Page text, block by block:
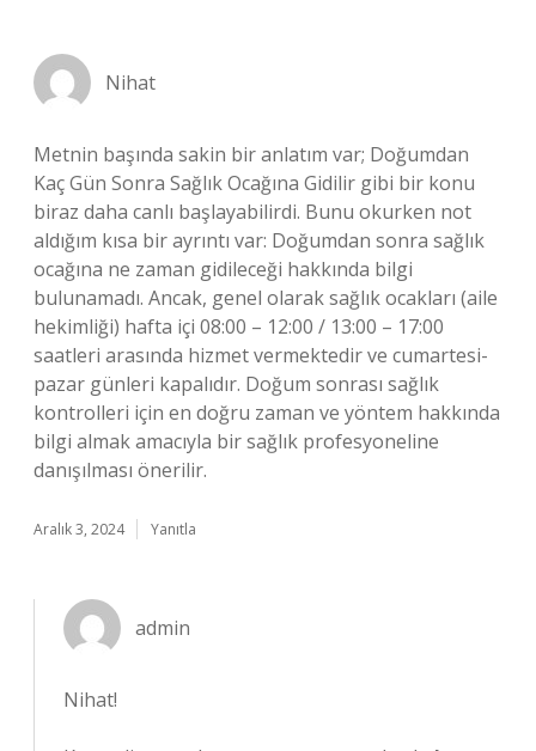
Nihat
Metnin başında sakin bir anlatım var; Doğumdan
Kaç Gün Sonra Sağlık Ocağına Gidilir gibi bir konu
biraz daha canlı başlayabilirdi. Bunu okurken not
aldığım kısa bir ayrıntı var: Doğumdan sonra sağlık
ocağına ne zaman gidileceği hakkında bilgi
bulunamadı. Ancak, genel olarak sağlık ocakları (aile
hekimliği) hafta içi 08:00 – 12:00 / 13:00 – 17:00
saatleri arasında hizmet vermektedir ve cumartesi-
pazar günleri kapalıdır. Doğum sonrası sağlık
kontrolleri için en doğru zaman ve yöntem hakkında
bilgi almak amacıyla bir sağlık profesyoneline
danışılması önerilir.
Aralık 3, 2024 Yanıtla
admin
Nihat!